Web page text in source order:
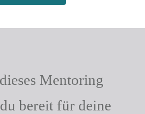
Mentoring
bereit für deine